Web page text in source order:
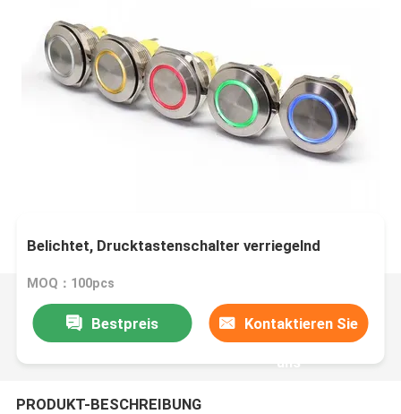
Belichtet, Drucktastenschalter verriegelnd
MOQ：100pcs
Bestpreis Kontaktieren Sie
uns
PRODUKT-BESCHREIBUNG